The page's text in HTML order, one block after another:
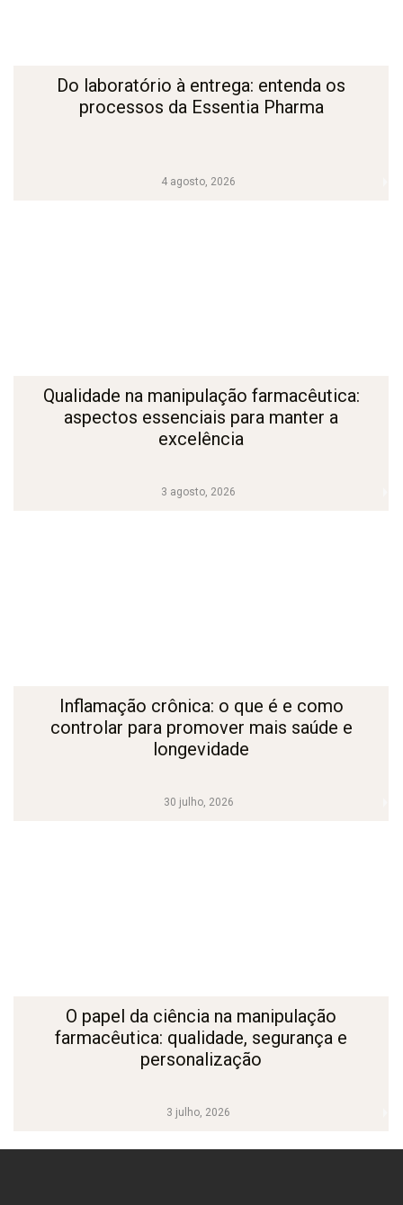
4 agosto, 2026
Do laboratório à entrega: entenda os
processos da Essentia Pharma
3 agosto, 2026
Qualidade na manipulação farmacêutica:
aspectos essenciais para manter a
excelência
30 julho, 2026
Inflamação crônica: o que é e como
controlar para promover mais saúde e
longevidade
3 julho, 2026
O papel da ciência na manipulação
farmacêutica: qualidade, segurança e
personalização